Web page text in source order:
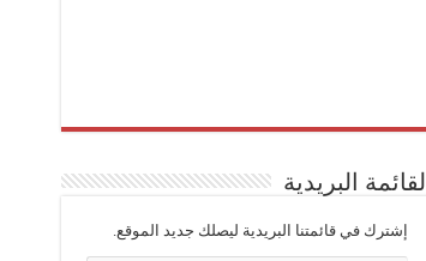
القائمة البريدية
إشترك في قائمتنا البريدية ليصلك جديد الموقع.